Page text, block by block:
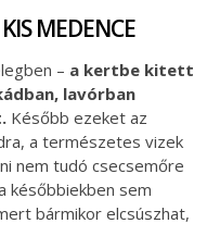
MEDENCE
– a kertbe kitett
lavórban
Később ezeket az
a természetes vizek
nem tudó csecsemőre
későbbiekben sem
bármikor elcsúszhat,